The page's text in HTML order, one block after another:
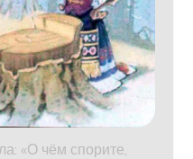
«О чём спорите,